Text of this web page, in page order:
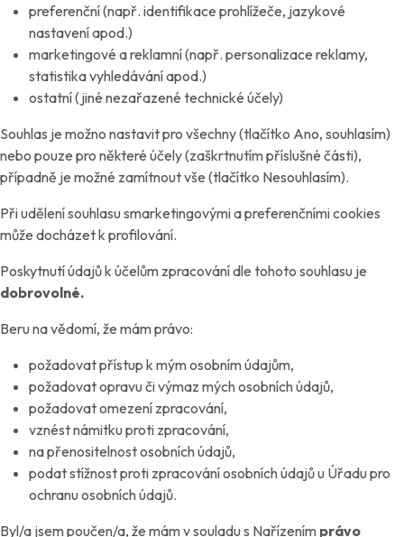
preferenční (např. identifikace prohlížeče, jazykové
nastavení apod.)
marketingové a reklamní (např. personalizace reklamy,
statistika vyhledávání apod.)
ostatní (jiné nezařazené technické účely)
Souhlas je možno nastavit pro všechny (tlačítko Ano, souhlasím)
nebo pouze pro některé účely (zaškrtnutím příslušné části),
případně je možné zamítnout vše (tlačítko Nesouhlasím).
Při udělení souhlasu smarketingovými a preferenčními cookies
může docházet k profilování.
Poskytnutí údajů k účelům zpracování dle tohoto souhlasu je
dobrovolné.
Beru na vědomí, že mám právo:
požadovat přístup k mým osobním údajům,
požadovat opravu či výmaz mých osobních údajů,
požadovat omezení zpracování,
vznést námitku proti zpracování,
na přenositelnost osobních údajů,
podat stížnost proti zpracování osobních údajů u Úřadu pro
ochranu osobních údajů.
Byl/a jsem poučen/a, že mám v souladu s Nařízením právo